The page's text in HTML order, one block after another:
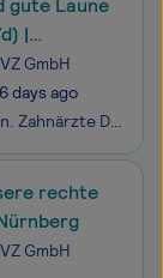
gute Laune
|
GmbH
6 days ago
Manche Praxen machen Zahnmedizin. Zahnärzte Dr. Schrott & Kollegen machen fast alles davon – und das unter einem Dach. Lachgas-Sedierung, CEREC, Implantologie mit Camlog und Straumann, vier eigene Zahntechniker:innen direkt in der Praxis: Hier passiert täglich mehr als anderswo in einer ganzen W
rechte
GmbH